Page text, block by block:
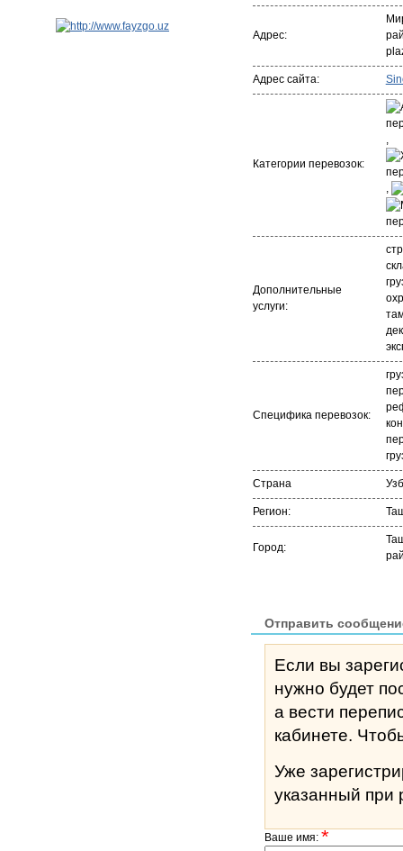
Адрес:
Адрес сайта:
Категории перевозок:
,
,
Дополнительные
услуги:
Специфика перевозок:
Страна
Регион:
Город:
Отправить
Если вы
нужно будет
а вести
Уже
указанный при
Ваше имя:*